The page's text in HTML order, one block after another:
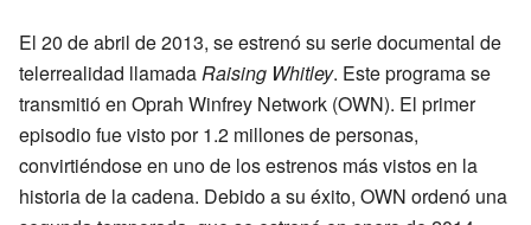
El 20 de abril de 2013, se estrenó su serie documental de
telerrealidad llamadaRaising Whitley. Este programa se
transmitió en Oprah Winfrey Network (OWN). El primer
episodio fue visto por 1.2 millones de personas,
convirtiéndose en uno de los estrenos más vistos en la
historia de la cadena. Debido a su éxito, OWN ordenó una